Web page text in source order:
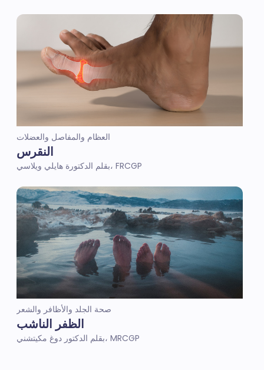
العظام والمفاصل والعضلات
النقرس
بقلم الدكتورة هايلي ويلاسي، FRCGP
صحة الجلد والأظافر والشعر
الظفر الناشب
بقلم الدكتور دوغ مكيتشني، MRCGP